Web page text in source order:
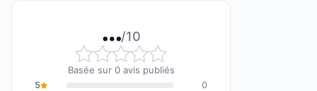
…/10
Note globale : … sur 10
Basée sur 0 avis publiés
5
0